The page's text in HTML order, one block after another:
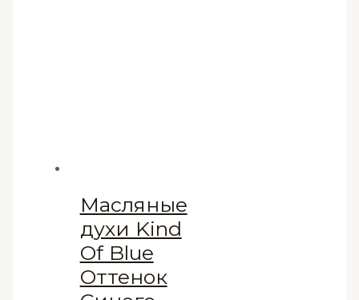
Масляные
духи Kind
Of Blue
Оттенок